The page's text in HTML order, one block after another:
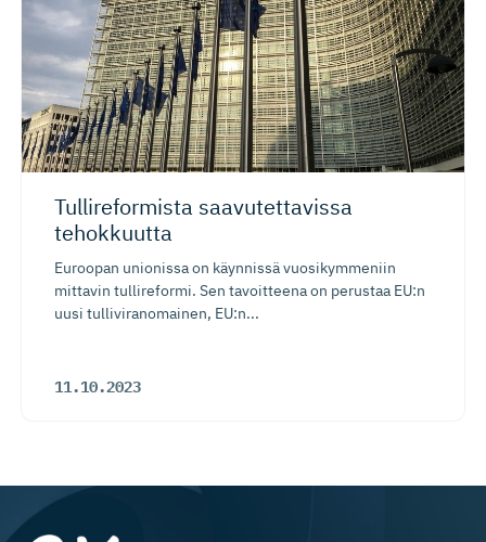
Tullireformista saavutettavissa
tehokkuutta
Euroopan unionissa on käynnissä vuosikymmeniin
mittavin tullireformi. Sen tavoitteena on perustaa EU:n
uusi tulliviranomainen, EU:n...
11.10.2023